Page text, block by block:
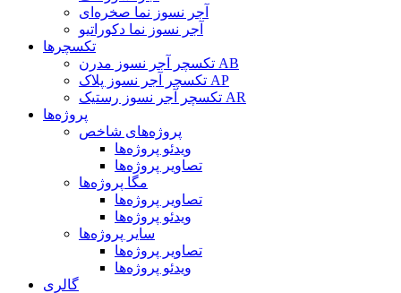
آجر نسوز نما صخره‌ای
آجر نسوز نما دکوراتیو
تکسچرها
تکسچر آجر نسوز مدرن AB
تکسچر آجر نسوز پلاک AP
تکسچر آجر نسوز رستیک AR
پروژه‌ها
پروژه‌های شاخص
ویدئو پروژه‌ها
تصاویر پروژه‌ها
مگا پروژه‌ها
تصاویر پروژه‌ها
ویدئو پروژه‌ها
سایر پروژه‌ها
تصاویر پروژه‌ها
ویدئو پروژه‌ها
گالری